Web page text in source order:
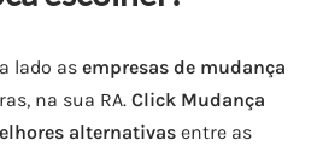
lado as empresas de mudança
na sua RA. Click Mudança
alternativas entre as